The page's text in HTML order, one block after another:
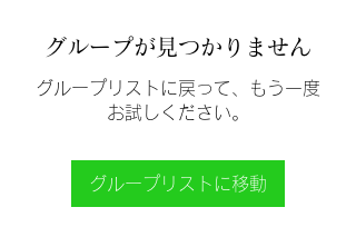
グループが見つかりません
グループリストに戻って、もう一度
お試しください。
グループリストに移動